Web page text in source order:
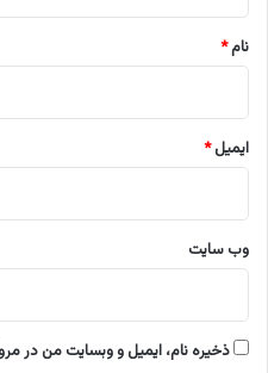
نام*
ایمیل*
وب‌ سایت
ذخیره نام، ایمیل و وبسایت من در